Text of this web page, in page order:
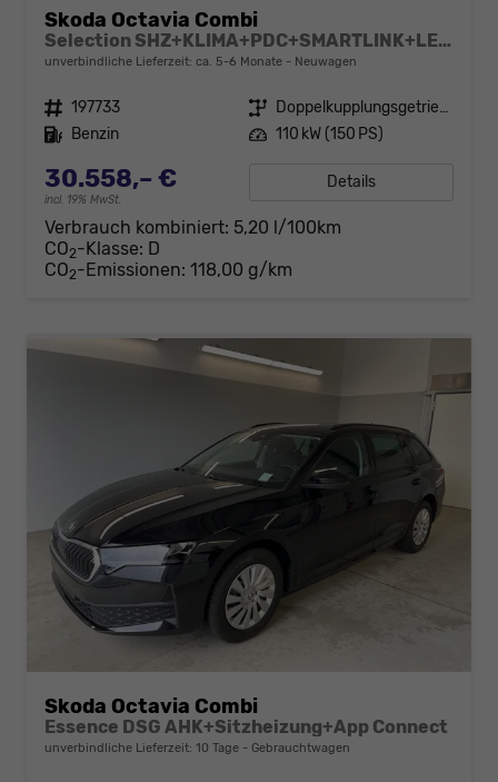
Skoda Octavia Combi
Selection SHZ+KLIMA+PDC+SMARTLINK+LED+16" ALU
unverbindliche Lieferzeit: ca. 5-6 Monate Neuwagen
Fahrzeugnr. 197733 Getriebe
Doppelkupplungsgetriebe (DSG)
Kraftstoff Benzin Leistung 110 kW (150 PS)
30.558,– €
incl. 19% MwSt.
Details
Verbrauch kombiniert: 5,20 l/100km
CO2-Klasse: D
CO2-Emissionen: 118,00 g/km
Skoda Octavia Combi
Essence DSG AHK+Sitzheizung+App Connect
unverbindliche Lieferzeit: 10 Tage Gebrauchtwagen